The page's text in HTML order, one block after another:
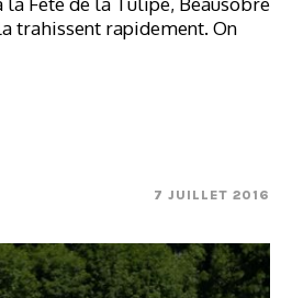
trahissent rapidement. On
7 JUILLET 2016